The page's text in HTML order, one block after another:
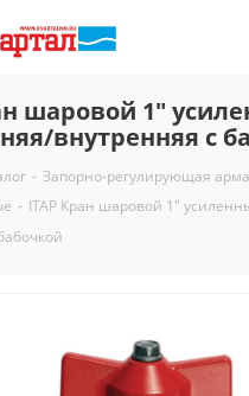
шаровой 1"
внутренняя с
- Запорно-регулирующая
- ITAP Кран шаровой 1"